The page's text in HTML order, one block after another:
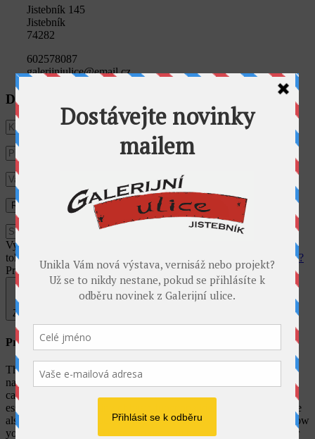
Jistebník 145
Jistebník
74282
602578087
galerijniulice@email.cz
Dostávat novinky e-mailem
Využíváme cookies pro analýzu návštěvnosti webu. Používáním
tohoto webu s tím vyjadřujete souhlas.
Souhlasím
Co jsou cookies?
Privacy & Cookies Policy
Zavřít
Privacy Overview
This website uses cookies to improve your experience while you
navigate through the website. Out of these, the cookies that are
categorized as necessary are stored on your browser as they are
essential for the working of basic functionalities of the website. We
also use third-party cookies that help us analyze and understand how
you use this website. These cookies will be stored in your browser